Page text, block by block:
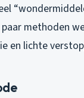
methoden
en lichte